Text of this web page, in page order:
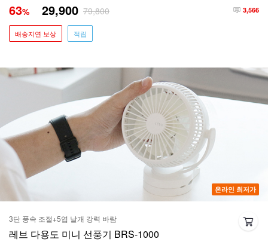
3,566
63% 29,900 79,800
배송지연 보상 적립
온라인 최저가
3단 풍속 조절+5엽 날개 강력 바람
레브 다용도 미니 선풍기 BRS-1000